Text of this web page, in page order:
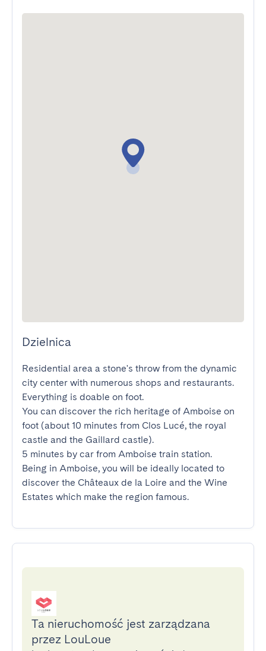
Dzielnica
Residential area a stone's throw from the dynamic
city center with numerous shops and restaurants.
Everything is doable on foot.
You can discover the rich heritage of Amboise on
foot (about 10 minutes from Clos Lucé, the royal
castle and the Gaillard castle).
5 minutes by car from Amboise train station.
Being in Amboise, you will be ideally located to
discover the Châteaux de la Loire and the Wine
Estates which make the region famous.
Ta nieruchomość jest zarządzana
przez LouLoue